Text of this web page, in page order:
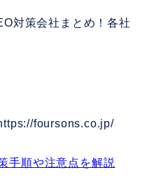
対策会社まとめ！各社
foursons.co.jp/
手順や注意点を解説